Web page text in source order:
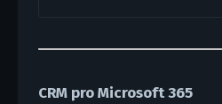
CRM pro Microsoft 365